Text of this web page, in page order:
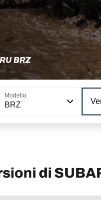
BRZ
Modello
BRZ
di